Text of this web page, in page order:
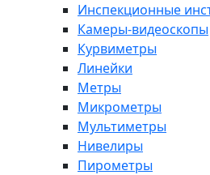
Инспекционные
Камеры-видеоскопы
Курвиметры
Линейки
Метры
Микрометры
Мультиметры
Нивелиры
Пирометры